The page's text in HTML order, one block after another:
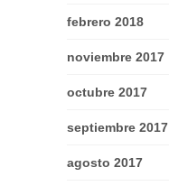
febrero 2018
noviembre 2017
octubre 2017
septiembre 2017
agosto 2017